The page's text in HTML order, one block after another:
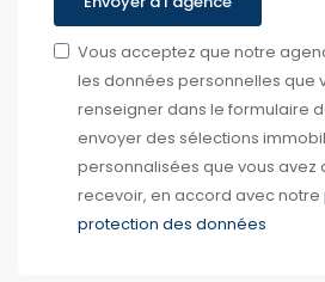
Vous acceptez que notre
les données personnelles que
renseigner dans le formulaire
envoyer des sélections
personnalisées que vous avez
recevoir, en accord avec notre
protection des données